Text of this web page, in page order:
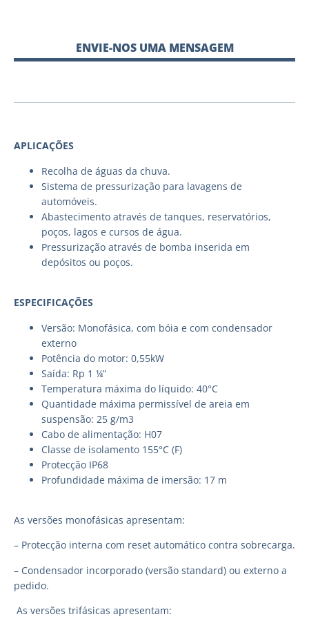
ENVIE-NOS UMA MENSAGEM
APLICAÇÕES
Recolha de águas da chuva.
Sistema de pressurização para lavagens de
automóveis.
Abastecimento através de tanques, reservatórios,
poços, lagos e cursos de água.
Pressurização através de bomba inserida em
depósitos ou poços.
ESPECIFICAÇÕES
Versão: Monofásica, com bóia e com condensador
externo
Potência do motor: 0,55kW
Saída: Rp 1 ¼”
Temperatura máxima do líquido: 40°C
Quantidade máxima permissível de areia em
suspensão: 25 g/m3
Cabo de alimentação: H07
Classe de isolamento 155°C (F)
Protecção IP68
Profundidade máxima de imersão: 17 m
As versões monofásicas apresentam:
– Protecção interna com reset automático contra sobrecarga.
– Condensador incorporado (versão standard) ou externo a
pedido.
As versões trifásicas apresentam: